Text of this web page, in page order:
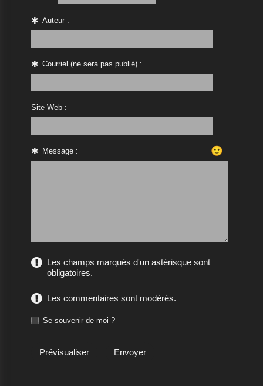
Auteur :
Courriel (ne sera pas publié) :
Site Web :
Message : 🙂
Les champs marqués d'un astérisque sont
obligatoires.
Les commentaires sont modérés.
Se souvenir de moi ?